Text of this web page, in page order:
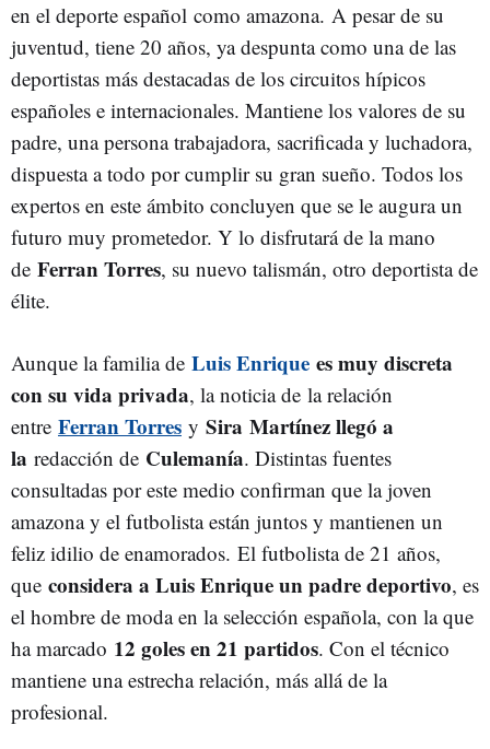
en el deporte español como amazona. A pesar de su
juventud, tiene 20 años, ya despunta como una de las
deportistas más destacadas de los circuitos hípicos
españoles e internacionales. Mantiene los valores de su
padre, una persona trabajadora, sacrificada y luchadora,
dispuesta a todo por cumplir su gran sueño. Todos los
expertos en este ámbito concluyen que se le augura un
futuro muy prometedor. Y lo disfrutará de la mano
de Ferran Torres, su nuevo talismán, otro deportista de
élite.
Aunque la familia de Luis Enrique es muy discreta
con su vida privada, la noticia de la relación
entre Ferran Torres y Sira Martínez llegó a
la redacción de Culemanía. Distintas fuentes
consultadas por este medio confirman que la joven
amazona y el futbolista están juntos y mantienen un
feliz idilio de enamorados. El futbolista de 21 años,
que considera a Luis Enrique un padre deportivo, es
el hombre de moda en la selección española, con la que
ha marcado 12 goles en 21 partidos. Con el técnico
mantiene una estrecha relación, más allá de la
profesional.